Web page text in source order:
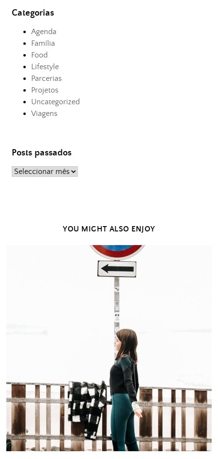
Categorias
Agenda
Família
Food
Lifestyle
Parcerias
Projetos
Uncategorized
Viagens
Posts passados
Posts
YOU MIGHT ALSO ENJOY